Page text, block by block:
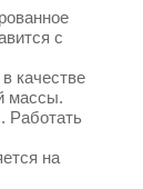
с
качестве
массы.
Работать
на